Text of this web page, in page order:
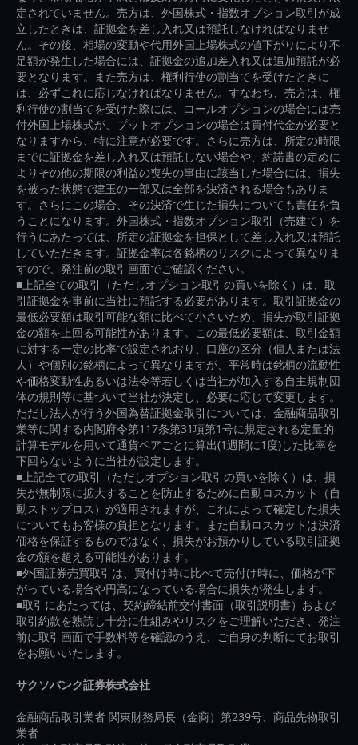
定されていません。売方は、外国株式・指数オプション取引が成
立したときは、証拠金を差し入れ又は預託しなければなりませ
ん。その後、相場の変動や代用外国上場株式の値下がりにより不
足額が発生した場合には、証拠金の追加差入れ又は追加預託が必
要となります。また売方は、権利行使の割当てを受けたときに
は、必ずこれに応じなければなりません。すなわち、売方は、権
利行使の割当てを受けた際には、コールオプションの場合には売
付外国上場株式が、プットオプションの場合は買付代金が必要と
なりますから、特に注意が必要です。さらに売方は、所定の時限
までに証拠金を差し入れ又は預託しない場合や、約諾書の定めに
よりその他の期限の利益の喪失の事由に該当した場合には、損失
を被った状態で建玉の一部又は全部を決済される場合もありま
す。さらにこの場合、その決済で生じた損失についても責任を負
うことになります。外国株式・指数オプション取引（売建て）を
行うにあたっては、所定の証拠金を担保として差し入れ又は預託
していただきます。証拠金率は各銘柄のリスクによって異なりま
すので、発注前の取引画面でご確認ください。
■上記全ての取引（ただしオプション取引の買いを除く）は、取
引証拠金を事前に当社に預託する必要があります。取引証拠金の
最低必要額は取引可能な額に比べて小さいため、損失が取引証拠
金の額を上回る可能性があります。この最低必要額は、取引金額
に対する一定の比率で設定されおり、口座の区分（個人または法
人）や個別の銘柄によって異なりますが、平常時は銘柄の流動性
や価格変動性あるいは法令等若しくは当社が加入する自主規制団
体の規則等に基づいて当社が決定し、必要に応じて変更します。
ただし法人が行う外国為替証拠金取引については、金融商品取引
業等に関する内閣府令第117条第31項第1号に規定される定量的
計算モデルを用いて通貨ペアごとに算出(1週間に1度)した比率を
下回らないように当社が設定します。
■上記全ての取引（ただしオプション取引の買いを除く）は、損
失が無制限に拡大することを防止するために自動ロスカット（自
動ストップロス）が適用されますが、これによって確定した損失
についてもお客様の負担となります。また自動ロスカットは決済
価格を保証するものではなく、損失がお預かりしている取引証拠
金の額を超える可能性があります。
■外国証券売買取引は、買付け時に比べて売付け時に、価格が下
がっている場合や円高になっている場合に損失が発生します。
■取引にあたっては、契約締結前交付書面（取引説明書）および
取引約款を熟読し十分に仕組みやリスクをご理解いただき、発注
前に取引画面で手数料等を確認のうえ、ご自身の判断にてお取引
をお願いいたします。
サクソバンク証券株式会社
金融商品取引業者 関東財務局長（金商）第239号、商品先物取引
業者